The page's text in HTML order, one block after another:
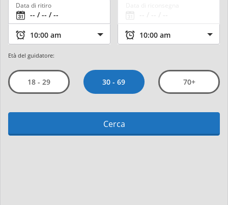
Data di ritiro
Età del guidatore:
18 - 29 30 - 69 70+
Cerca